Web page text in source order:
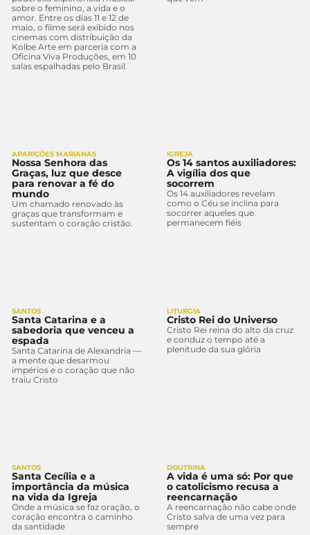
sobre o feminino, a vida e o
amor. Entre os dias 11 e 12 de
maio, o filme será exibido nos
cinemas com distribuição da
Kolbe Arte em parceria com a
Oficina Viva Produções, em 10
salas espalhadas pelo Brasil.
APARIÇÕES MARIANAS
Nossa Senhora das
Graças, luz que desce
para renovar a fé do
mundo
Um chamado renovado às
graças que transformam e
sustentam o coração cristão.
IGREJA
Os 14 santos auxiliadores:
A vigília dos que
socorrem
Os 14 auxiliadores revelam
como o Céu se inclina para
socorrer aqueles que
permanecem fiéis
SANTOS
Santa Catarina e a
sabedoria que venceu a
espada
Santa Catarina de Alexandria —
a mente que desarmou
impérios e o coração que não
traiu Cristo
LITURGIA
Cristo Rei do Universo
Cristo Rei reina do alto da cruz
e conduz o tempo até a
plenitude da sua glória
SANTOS
Santa Cecília e a
importância da música
na vida da Igreja
Onde a música se faz oração, o
coração encontra o caminho
da santidade
DOUTRINA
A vida é uma só: Por que
o catolicismo recusa a
reencarnação
A reencarnação não cabe onde
Cristo salva de uma vez para
sempre